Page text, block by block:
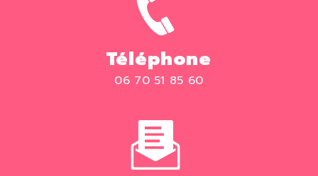
Téléphone
06 70 51 85 60